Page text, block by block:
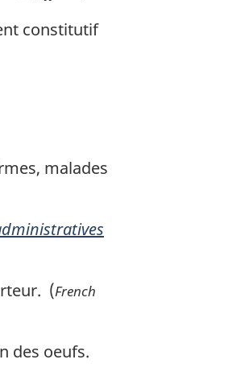
constitutif
malades
(French
des oeufs.